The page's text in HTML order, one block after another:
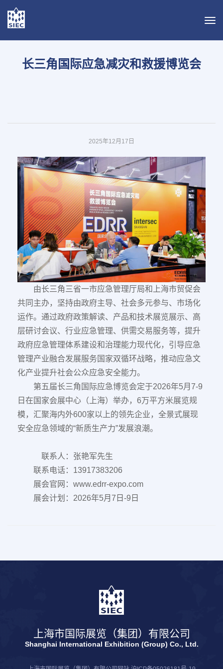
导
切
长三角国际应急减灾和救援博览会
2025年12月17日
由长三角三省一市应急管理厅局和上海市贸促会
共同主办，坚持由政府主导、社会多元参与、市场化
运作。通过政府政策解读、产品和技术展览展示、高
层研讨会议、行业应急管理、供需交易服务等，提升
政府应急管理体系建设和治理能力现代化，引导应急
管理产业融合发展服务国家双循环战略，推动应急文
化产业提升社会公众应急安全能力。
第五届长三角国际应急博览会定于2026年5月7-9
日在国家会展中心（上海）举办，6万平方米展览规
模，汇聚海内外600家以上的领先企业，全景式展现
安全应急领域的“新质生产力”发展浪潮。
联系人：张艳军先生
联系电话：13917383206
展会官网：www.edrr-expo.com
展会计划：2026年5月7日-9日
上海市国际展览（集团）有限公司
Shanghai International Exhibition (Group) Co., Ltd.